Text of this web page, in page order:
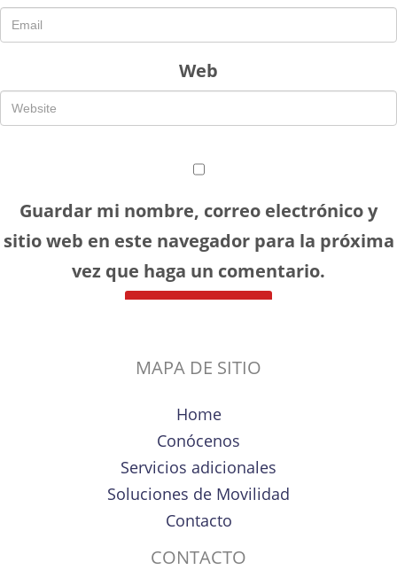
Web
Guardar mi nombre, correo electrónico y
sitio web en este navegador para la próxima
vez que haga un comentario.
MAPA DE SITIO
Home
Conócenos
Servicios adicionales
Soluciones de Movilidad
Contacto
CONTACTO